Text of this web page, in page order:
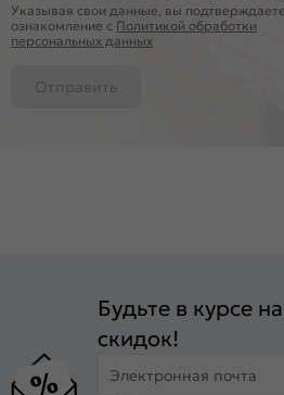
Указывая свои данные, вы подтверждаете
ознакомление c Политикой обработки
персональных данных
Отправить
Будьте в курсе
скидок!
Электронная почта